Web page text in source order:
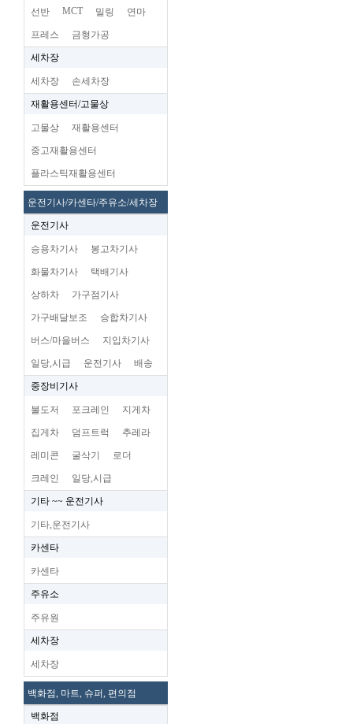
선반 MCT 밀링 연마
프레스 금형가공
세차장
세차장 손세차장
재활용센터/고물상
고물상 재활용센터
중고재활용센터
플라스틱재활용센터
운전기사/카센타/주유소/세차장
운전기사
승용차기사 봉고차기사
화물차기사 택배기사
상하차 가구점기사
가구배달보조 승합차기사
버스/마을버스 지입차기사
일당,시급 운전기사 배송
중장비기사
불도저 포크레인 지게차
집게차 덤프트럭 추레라
레미콘 굴삭기 로더
크레인 일당,시급
기타 ~~ 운전기사
기타,운전기사
카센타
카센타
주유소
주유원
세차장
세차장
백화점, 마트, 슈퍼, 편의점
백화점